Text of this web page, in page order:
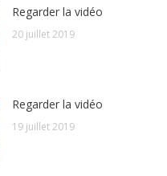
Regarder la vidéo
20 juillet 2019
Regarder la vidéo
19 juillet 2019